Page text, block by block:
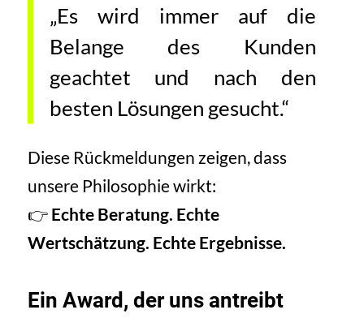
„Es wird immer auf die
Belange des Kunden
geachtet und nach den
besten Lösungen gesucht.“
Diese Rückmeldungen zeigen, dass
unsere Philosophie wirkt:
👉 Echte Beratung. Echte
Wertschätzung. Echte Ergebnisse.
Ein Award, der uns antreibt